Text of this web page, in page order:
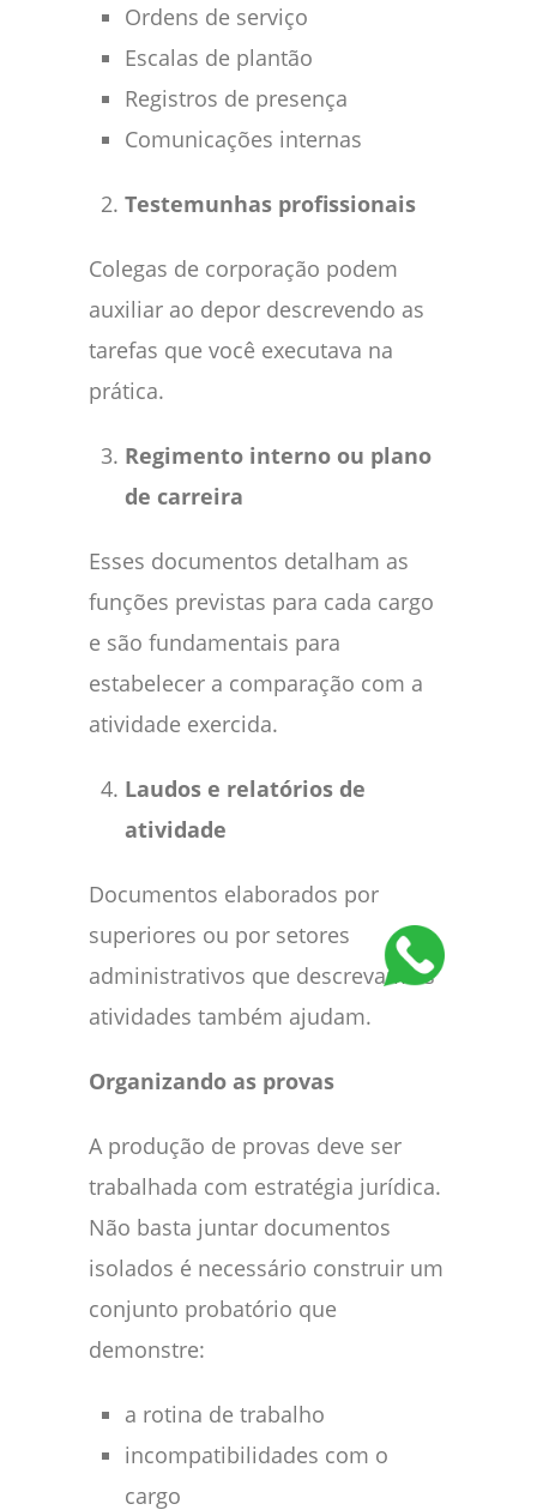
Ordens de serviço
Escalas de plantão
Registros de presença
Comunicações internas
Testemunhas profissionais
Colegas de corporação podem
auxiliar ao depor descrevendo as
tarefas que você executava na
prática.
Regimento interno ou plano
de carreira
Esses documentos detalham as
funções previstas para cada cargo
e são fundamentais para
estabelecer a comparação com a
atividade exercida.
Laudos e relatórios de
atividade
Documentos elaborados por
superiores ou por setores
administrativos que descrevam as
atividades também ajudam.
Organizando as provas
A produção de provas deve ser
trabalhada com estratégia jurídica.
Não basta juntar documentos
isolados é necessário construir um
conjunto probatório que
demonstre:
a rotina de trabalho
incompatibilidades com o
cargo